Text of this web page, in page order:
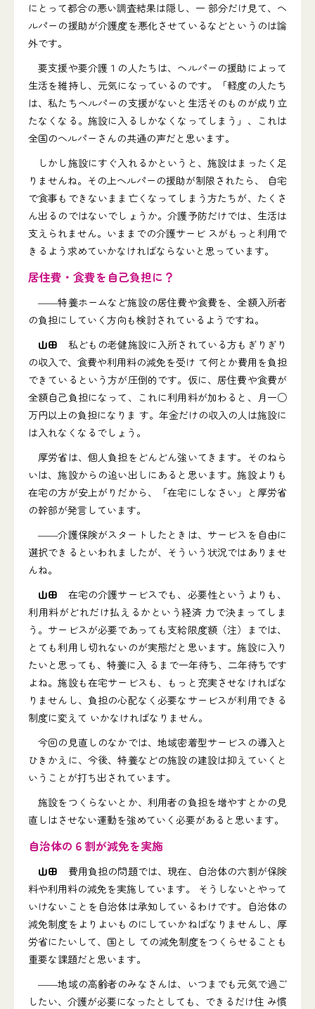
にとって都合の悪い調査結果は隠し、一 部分だけ見て、ヘ
ルパーの援助が介護度を悪化させているなどというのは論
外です。
要支援や要介護１の人たちは、ヘルパーの援助によって
生活を維持し、元気になっているのです。「軽度の人たち
は、私たちヘルパーの支援がないと生活そのものが成り立
たなくなる。施設に入るしかなくなってしまう」、これは
全国のヘルパーさんの共通の声だと思います。
しかし施設にすぐ入れるかというと、施設はまったく足
りませんね。その上ヘルパーの援助が制限されたら、 自宅
で食事もできないまま亡くなってしまう方たちが、たくさ
ん出るのではないでしょうか。介護予防だけでは、生活は
支えられません。いままでの介護サービ スがもっと利用で
きるよう求めていかなければならないと思っています。
居住費・食費を自己負担に？
――特養ホームなど施設の居住費や食費を、全額入所者
の負担にしていく方向も検討されているようですね。
山田 私どもの老健施設に入所されている方もぎりぎり
の収入で、食費や利用料の減免を受け て何とか費用を負担
できているという方が圧倒的です。仮に、居住費や食費が
全額自己負担になって、これに利用料が加わると、月一○
万円以上の負担になりま す。年金だけの収入の人は施設に
は入れなくなるでしょう。
厚労省は、個人負担をどんどん強いてきます。そのねら
いは、施設からの追い出しにあると思います。施設よりも
在宅の方が安上がりだから、「在宅にしなさい」と厚労省
の幹部が発言しています。
――介護保険がスタートしたときは、サービスを自由に
選択できるといわれましたが、そういう状況ではありませ
んね。
山田 在宅の介護サービスでも、必要性というよりも、
利用料がどれだけ払えるかという経済 力で決まってしま
う。サービスが必要であっても支給限度額（注）までは、
とても利用し切れないのが実態だと思います。施設に入り
たいと思っても、特養に入 るまで一年待ち、二年待ちです
よね。施設も在宅サービスも、もっと充実させなければな
りませんし、負担の心配なく必要なサービスが利用できる
制度に変えて いかなければなりません。
今回の見直しのなかでは、地域密着型サービスの導入と
ひきかえに、今後、特養などの施設の建設は抑えていくと
いうことが打ち出されています。
施設をつくらないとか、利用者の負担を増やすとかの見
直しはさせない運動を強めていく必要があると思います。
自治体の６割が減免を実施
山田 費用負担の問題では、現在、自治体の六割が保険
料や利用料の減免を実施しています。 そうしないとやって
いけないことを自治体は承知しているわけです。自治体の
減免制度をよりよいものにしていかねばなりませんし、厚
労省にたいして、国とし ての減免制度をつくらせることも
重要な課題だと思います。
――地域の高齢者のみなさんは、いつまでも元気で過ご
したい、介護が必要になったとしても、できるだけ住 み慣